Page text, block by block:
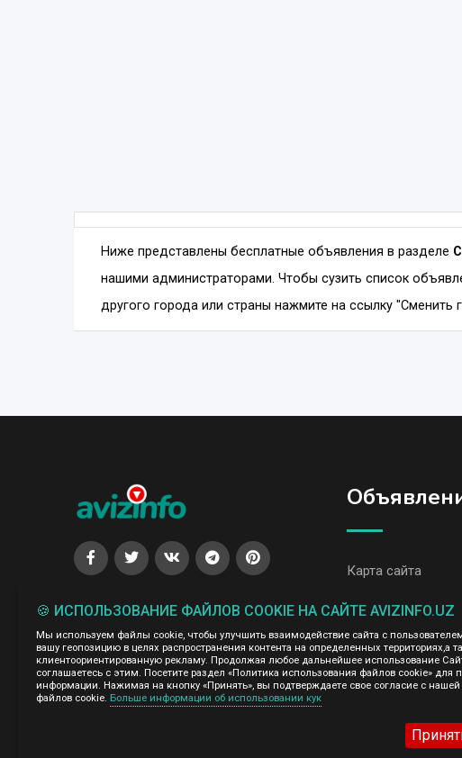
Ниже представлены бесплатные объявления в разделе
нашими администраторами. Чтобы сузить список
другого города или страны нажмите на ссылку
Карта сайта
Все объявления,
Все объявления
Администрация сайта AvizInfo.uz не несет ответственность за
Мы ценим конфиденциальность наших пользователей. Мы не
правила конфиденциальности сайтов на которые ссылается
нажмите тут.
🍪 ИСПОЛЬЗОВАНИЕ ФАЙЛОВ COOKIE НА САЙТЕ AVIZINFO.UZ
Мы используем файлы cookie, чтобы улучшить взаимодействие сайта с
вашу геопозицию в целях распространения контента на определенных территориях,а
клиентоориентированную рекламу. Продолжая любое дальнейшее использование
соглашаетесь с этим. Посетите раздел «Политика использования файлов cookie» для
информации. Нажимая на кнопку «Принять», вы подтверждаете свое согласие с
файлов cookie. Больше информации об использовании кук